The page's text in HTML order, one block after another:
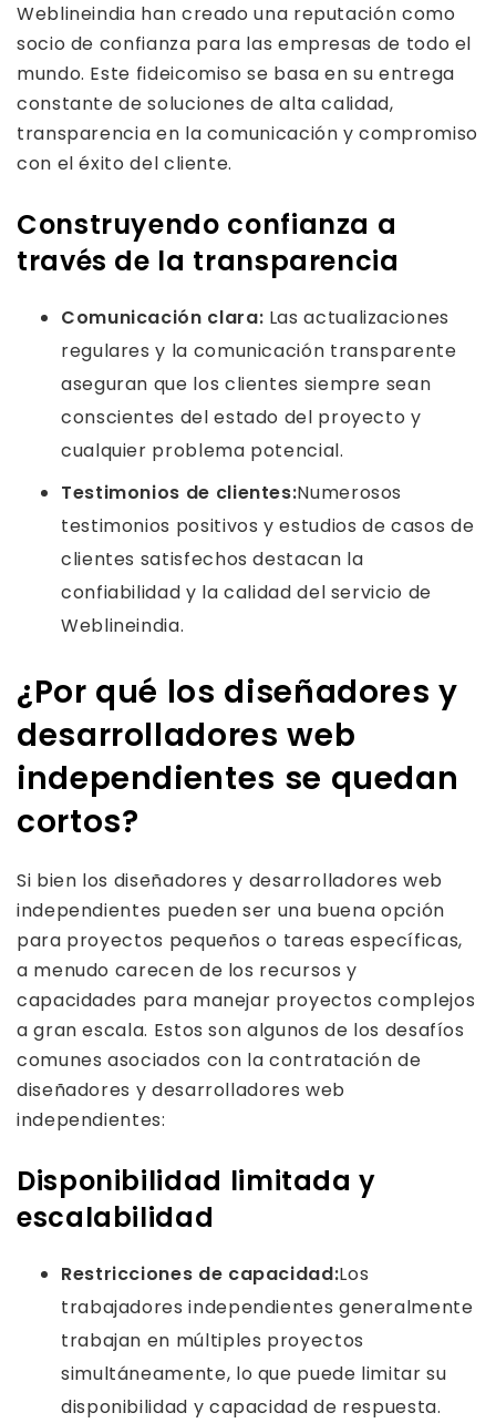
Weblineindia han creado una reputación como
socio de confianza para las empresas de todo el
mundo. Este fideicomiso se basa en su entrega
constante de soluciones de alta calidad,
transparencia en la comunicación y compromiso
con el éxito del cliente.
Construyendo confianza a
través de la transparencia
Comunicación clara: Las actualizaciones
regulares y la comunicación transparente
aseguran que los clientes siempre sean
conscientes del estado del proyecto y
cualquier problema potencial.
Testimonios de clientes:Numerosos
testimonios positivos y estudios de casos de
clientes satisfechos destacan la
confiabilidad y la calidad del servicio de
Weblineindia.
¿Por qué los diseñadores y
desarrolladores web
independientes se quedan
cortos?
Si bien los diseñadores y desarrolladores web
independientes pueden ser una buena opción
para proyectos pequeños o tareas específicas,
a menudo carecen de los recursos y
capacidades para manejar proyectos complejos
a gran escala. Estos son algunos de los desafíos
comunes asociados con la contratación de
diseñadores y desarrolladores web
independientes:
Disponibilidad limitada y
escalabilidad
Restricciones de capacidad:Los
trabajadores independientes generalmente
trabajan en múltiples proyectos
simultáneamente, lo que puede limitar su
disponibilidad y capacidad de respuesta.